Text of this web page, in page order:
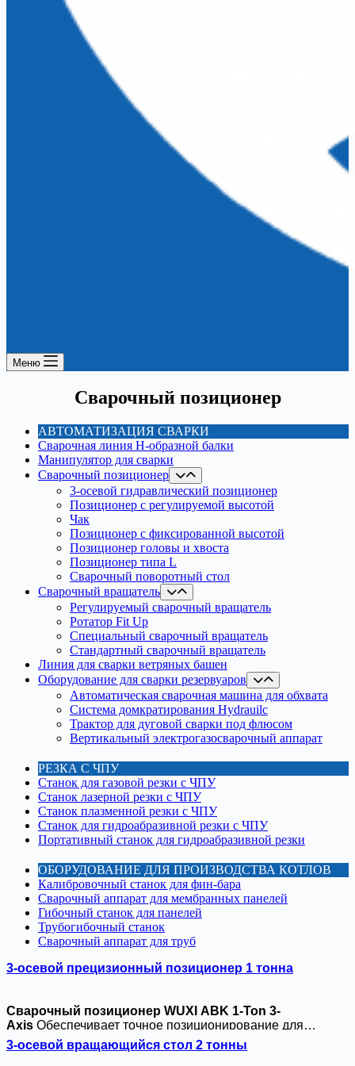
Меню
Сварочный позиционер
АВТОМАТИЗАЦИЯ СВАРКИ
Сварочная линия H-образной балки
Манипулятор для сварки
Сварочный позиционер
3-осевой гидравлический позиционер
Позиционер с регулируемой высотой
Чак
Позиционер с фиксированной высотой
Позиционер головы и хвоста
Позиционер типа L
Сварочный поворотный стол
Сварочный вращатель
Регулируемый сварочный вращатель
Ротатор Fit Up
Специальный сварочный вращатель
Стандартный сварочный вращатель
Линия для сварки ветряных башен
Оборудование для сварки резервуаров
Автоматическая сварочная машина для обхвата
Система домкратирования Hydrauilc
Трактор для дуговой сварки под флюсом
Вертикальный электрогазосварочный аппарат
РЕЗКА С ЧПУ
Станок для газовой резки с ЧПУ
Станок лазерной резки с ЧПУ
Станок плазменной резки с ЧПУ
Станок для гидроабразивной резки с ЧПУ
Портативный станок для гидроабразивной резки
ОБОРУДОВАНИЕ ДЛЯ ПРОИЗВОДСТВА КОТЛОВ
Калибровочный станок для фин-бара
Сварочный аппарат для мембранных панелей
Гибочный станок для панелей
Трубогибочный станок
Сварочный аппарат для труб
3-осевой прецизионный позиционер 1 тонна
Сварочный позиционер WUXI ABK 1-Ton 3-
Axis Обеспечивает точное позиционирование для
роботизированных сварочных работ. Благодаря
функциям наклона/поворота с сервоприводом (наклон 0-
3-осевой вращающийся стол 2 тонны